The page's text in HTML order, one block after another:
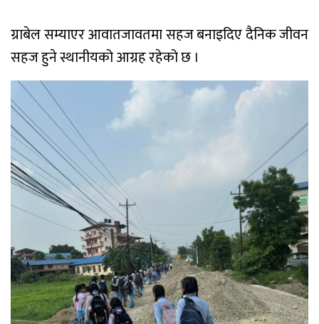
ग्राबेल सम्याएर आवातजावतमा सहज बनाइदिए दैनिक जीवन
सहज हुने स्थानीयको आग्रह रहेको छ ।